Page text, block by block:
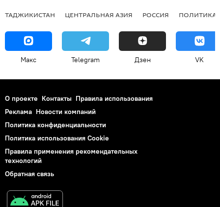
ТАДЖИКИСТАН ЦЕНТРАЛЬНАЯ АЗИЯ РОССИЯ ПОЛИТИКА
Макс Telegram Дзен VK
О проекте Контакты Правила использования
Реклама Новости компаний
Политика конфиденциальности
Политика использования Cookie
Правила применения рекомендательных
технологий
Обратная связь